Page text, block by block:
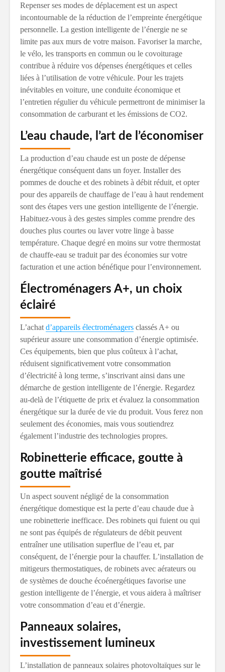
Repenser ses modes de déplacement est un aspect
incontournable de la réduction de l’empreinte énergétique
personnelle. La gestion intelligente de l’énergie ne se
limite pas aux murs de votre maison. Favoriser la marche,
le vélo, les transports en commun ou le covoiturage
contribue à réduire vos dépenses énergétiques et celles
liées à l’utilisation de votre véhicule. Pour les trajets
inévitables en voiture, une conduite économique et
l’entretien régulier du véhicule permettront de minimiser la
consommation de carburant et les émissions de CO2.
L’eau chaude, l’art de l’économiser
La production d’eau chaude est un poste de dépense
énergétique conséquent dans un foyer. Installer des
pommes de douche et des robinets à débit réduit, et opter
pour des appareils de chauffage de l’eau à haut rendement
sont des étapes vers une gestion intelligente de l’énergie.
Habituez-vous à des gestes simples comme prendre des
douches plus courtes ou laver votre linge à basse
température. Chaque degré en moins sur votre thermostat
de chauffe-eau se traduit par des économies sur votre
facturation et une action bénéfique pour l’environnement.
Électroménagers A+, un choix
éclairé
L’achat d’appareils électroménagers classés A+ ou
supérieur assure une consommation d’énergie optimisée.
Ces équipements, bien que plus coûteux à l’achat,
réduisent significativement votre consommation
d’électricité à long terme, s’inscrivant ainsi dans une
démarche de gestion intelligente de l’énergie. Regardez
au-delà de l’étiquette de prix et évaluez la consommation
énergétique sur la durée de vie du produit. Vous ferez non
seulement des économies, mais vous soutiendrez
également l’industrie des technologies propres.
Robinetterie efficace, goutte à
goutte maîtrisé
Un aspect souvent négligé de la consommation
énergétique domestique est la perte d’eau chaude due à
une robinetterie inefficace. Des robinets qui fuient ou qui
ne sont pas équipés de régulateurs de débit peuvent
entraîner une utilisation superflue de l’eau et, par
conséquent, de l’énergie pour la chauffer. L’installation de
mitigeurs thermostatiques, de robinets avec aérateurs ou
de systèmes de douche écoénergétiques favorise une
gestion intelligente de l’énergie, et vous aidera à maîtriser
votre consommation d’eau et d’énergie.
Panneaux solaires,
investissement lumineux
L’installation de panneaux solaires photovoltaïques sur le